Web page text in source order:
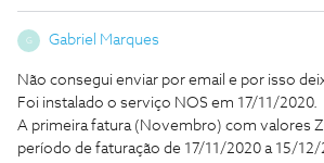
G Gabriel Marques
Não consegui enviar por email e por isso
Foi instalado o serviço NOS em 17/11/2020.
A primeira fatura (Novembro) com valores
período de faturação de 17/11/2020 a 15/12/